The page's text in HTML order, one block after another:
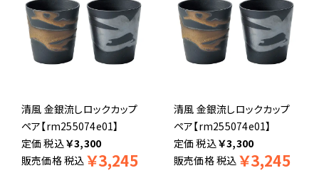
清風 金銀流しロックカップ
ペア【rm255074e01】
税込￥3,300
販売価格税込 ￥3,245
清風 金銀流しロックカップ
ペア【rm255074e01】
税込￥3,300
販売価格税込 ￥3,245